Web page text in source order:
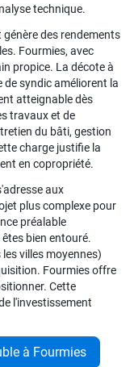
technique.
des rendements
Fourmies, avec
propice. La décote à
de syndic améliorent la
atteignable dès
travaux et de
du bâti, gestion
charge justifie la
en copropriété.
aux
plus complexe pour
préalable
bien entouré.
villes moyennes)
Fourmies offre
Cette
l'investissement
à Fourmies